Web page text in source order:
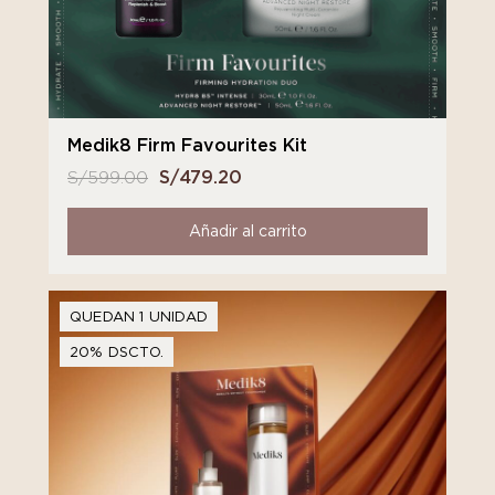
Medik8 Firm Favourites Kit
S/599.00 El
precio
original
era:
S/479.20
precio
actual
es:
Añadir al carrito
QUEDAN 1 UNIDAD
20% DSCTO.